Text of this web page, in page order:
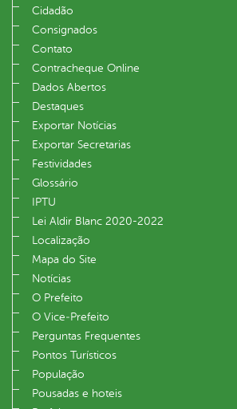
Cidadão
Consignados
Contato
Contracheque Online
Dados Abertos
Destaques
Exportar Notícias
Exportar Secretarias
Festividades
Glossário
IPTU
Lei Aldir Blanc 2020-2022
Localização
Mapa do Site
Notícias
O Prefeito
O Vice‐Prefeito
Perguntas Frequentes
Pontos Turísticos
População
Pousadas e hoteis